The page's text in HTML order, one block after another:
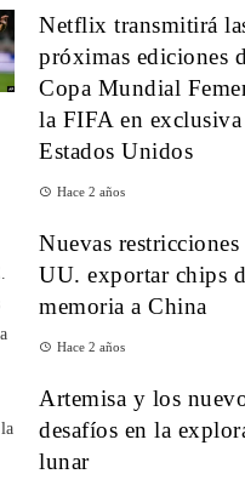
Netflix transmitirá
próximas ediciones
Copa Mundial
la FIFA en exclusiva
Estados Unidos
Hace 2 años
Nuevas
UU. exportar chips
memoria a China
Hace 2 años
Artemisa y los
desafíos en la
lunar